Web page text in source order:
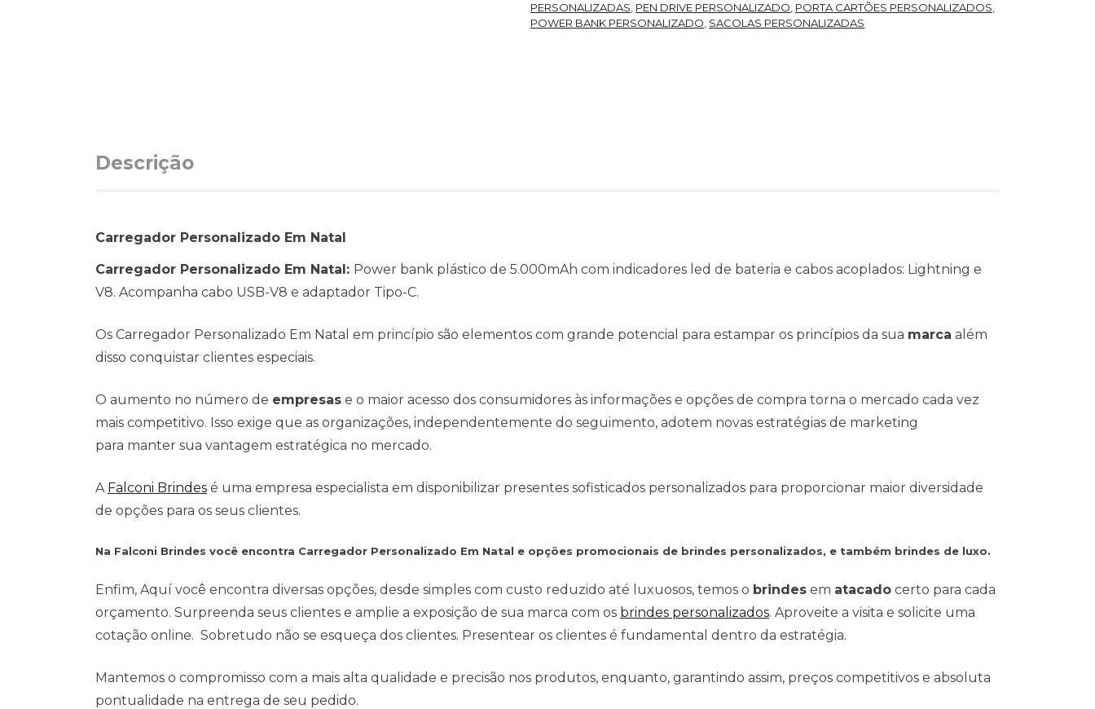
PERSONALIZADAS, PEN DRIVE PERSONALIZADO, PORTA CARTÕES PERSONALIZADOS,
POWER BANK PERSONALIZADO, SACOLAS PERSONALIZADAS
Descrição
Carregador Personalizado Em Natal
Carregador Personalizado Em Natal: Power bank plástico de 5.000mAh com indicadores led de bateria e cabos acoplados: Lightning e
V8. Acompanha cabo USB-V8 e adaptador Tipo-C.
Os Carregador Personalizado Em Natal em princípio são elementos com grande potencial para estampar os princípios da sua marca além
disso conquistar clientes especiais.
O aumento no número de empresas e o maior acesso dos consumidores às informações e opções de compra torna o mercado cada vez
mais competitivo. Isso exige que as organizações, independentemente do seguimento, adotem novas estratégias de marketing
para manter sua vantagem estratégica no mercado.
A Falconi Brindes é uma empresa especialista em disponibilizar presentes sofisticados personalizados para proporcionar maior diversidade
de opções para os seus clientes.
Na Falconi Brindes você encontra Carregador Personalizado Em Natal e opções promocionais de brindes personalizados, e também brindes de luxo.
Enfim, Aquí você encontra diversas opções, desde simples com custo reduzido até luxuosos, temos o brindes em atacado certo para cada
orçamento. Surpreenda seus clientes e amplie a exposição de sua marca com os brindes personalizados. Aproveite a visita e solicite uma
cotação online. Sobretudo não se esqueça dos clientes. Presentear os clientes é fundamental dentro da estratégia.
Mantemos o compromisso com a mais alta qualidade e precisão nos produtos, enquanto, garantindo assim, preços competitivos e absoluta
pontualidade na entrega de seu pedido.